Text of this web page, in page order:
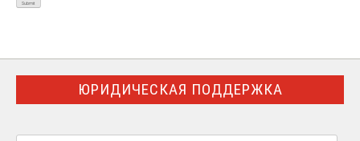
ЮРИДИЧЕСКАЯ ПОДДЕРЖКА